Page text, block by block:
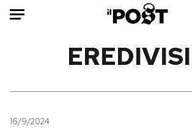
Mondo
16/9/2024